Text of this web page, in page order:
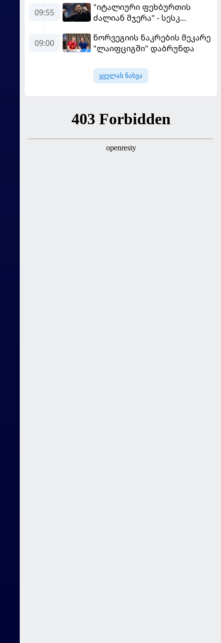
09:55
"იტალიური ფეხბურთის
ძალიან მჯერა" - სესკ
09:00
ნორვეგიის ნაკრების მეკარე
"ლაიფციგში" დაბრუნდა
ყველას ნახვა